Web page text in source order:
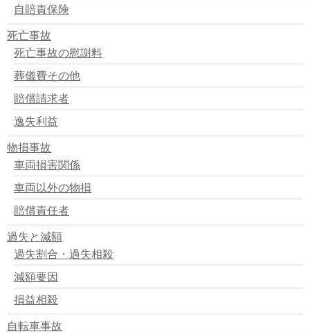
自賠責保険
死亡事故
死亡事故の慰謝料
葬儀費その他
賠償請求者
逸失利益
物損事故
車両損害関係
車両以外の物損
賠償責任者
過失と減額
過失割合・過失相殺
減額要因
損益相殺
自転車事故